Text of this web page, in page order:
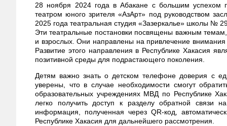
28 ноября 2024 года в Абакане с большим успехом
театром юного зрителя «АзАрт» под руководством
2025 года театральная студия «Зазеркалье» школы №
Эти театральные постановки посвящены важным
и взрослых. Они направлены на привлечение
Развитие этого направления в Республике Хакасия
позитивной среды для подрастающего поколения.
Детям важно знать о детском телефоне доверия с
уверены, что в случае необходимости смогут
образовательных учреждениях МВД по Республике
легко получить доступ к разделу обратной связи
информация, полученная через QR-код,
Республике Хакасия для дальнейшего рассмотрения.